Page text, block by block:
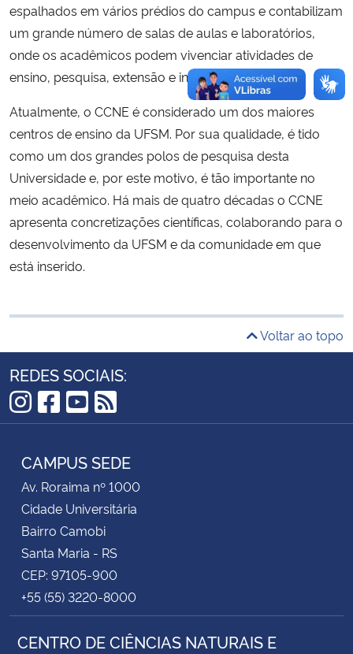
Secretaria de Governo
Gabinete de Segurança Institucional
Advocacia-Geral da União
Banco Central do Brasil
Planalto
espalhados em vários prédios do campus e contabilizam
um grande número de salas de aulas e laboratórios,
onde os acadêmicos podem vivenciar atividades de
ensino, pesquisa, extensão e inovação.
Atualmente, o CCNE é considerado um dos maiores
centros de ensino da UFSM. Por sua qualidade, é tido
como um dos grandes polos de pesquisa desta
Universidade e, por este motivo, é tão importante no
meio acadêmico. Há mais de quatro décadas o CCNE
apresenta concretizações científicas, colaborando para o
desenvolvimento da UFSM e da comunidade em que
está inserido.
Voltar ao topo
REDES SOCIAIS:
Instagram
Facebook
YouTube
RSS
CAMPUS SEDE
Av. Roraima nº 1000
Cidade Universitária
Bairro Camobi
Santa Maria - RS
CEP: 97105-900
+55 (55) 3220-8000
CENTRO DE CIÊNCIAS NATURAIS E